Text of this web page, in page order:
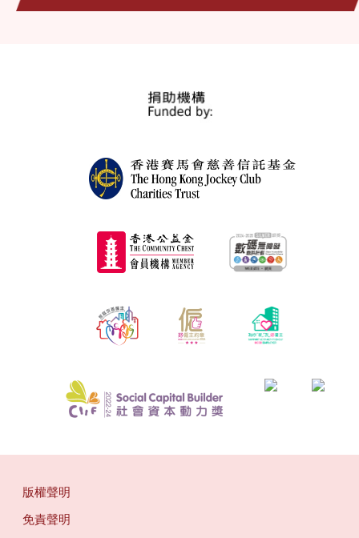
版權聲明
免責聲明